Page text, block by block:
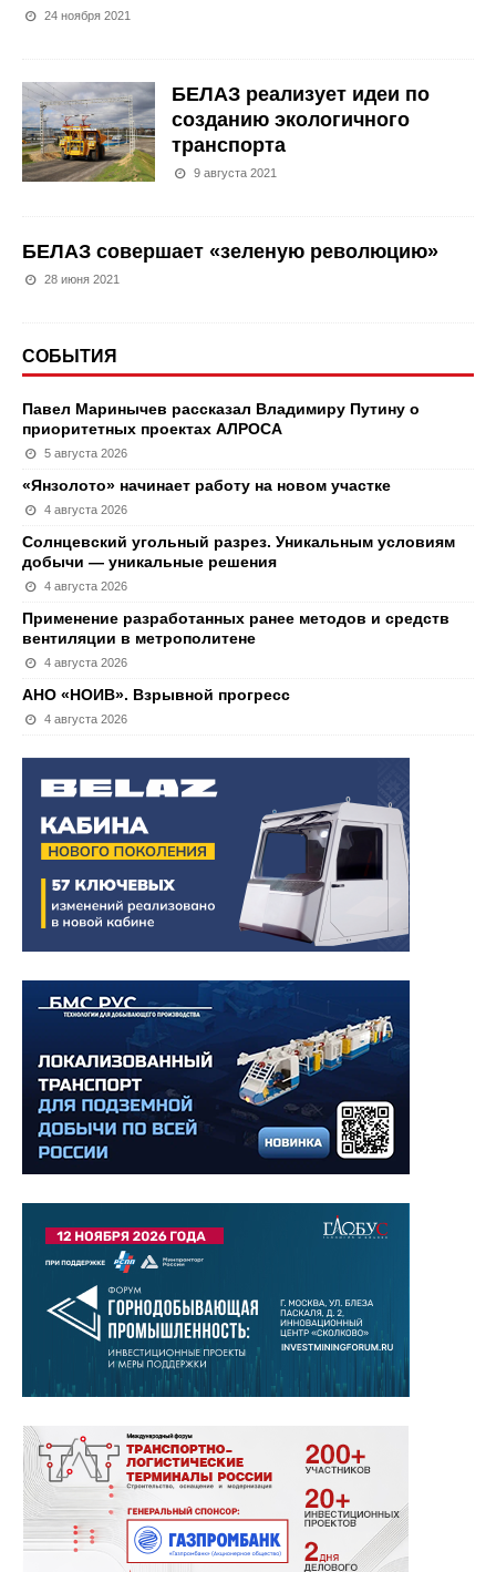
24 ноября 2021
БЕЛАЗ реализует идеи по
созданию экологичного
транспорта
9 августа 2021
БЕЛАЗ совершает «зеленую революцию»
28 июня 2021
СОБЫТИЯ
Павел Маринычев рассказал Владимиру Путину о
приоритетных проектах АЛРОСА
5 августа 2026
«Янзолото» начинает работу на новом участке
4 августа 2026
Солнцевский угольный разрез. Уникальным условиям
добычи — уникальные решения
4 августа 2026
Применение разработанных ранее методов и средств
вентиляции в метрополитене
4 августа 2026
АНО «НОИВ». Взрывной прогресс
4 августа 2026